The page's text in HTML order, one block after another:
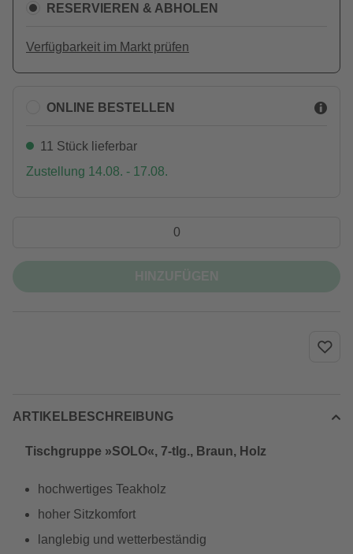
RESERVIEREN & ABHOLEN
Verfügbarkeit im Markt prüfen
ONLINE BESTELLEN
11 Stück lieferbar
Zustellung 14.08. - 17.08.
ARTIKELBESCHREIBUNG
Tischgruppe »SOLO«, 7-tlg., Braun, Holz
hochwertiges Teakholz
hoher Sitzkomfort
langlebig und wetterbeständig